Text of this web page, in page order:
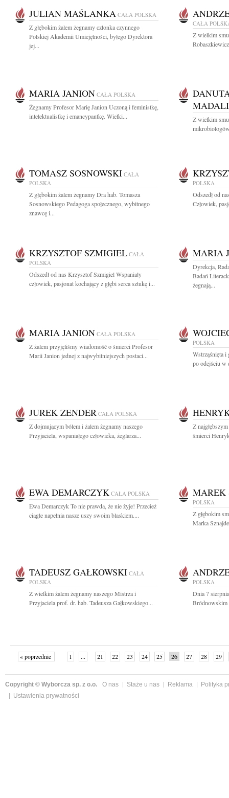
JULIAN MAŚLANKA CAŁA POLSKA
Z głębokim żalem żegnamy członka czynnego
Polskiej Akademii Umiejętności, byłego Dyrektora
jej...
CAŁA
Z wielkim
MARIA JANION CAŁA POLSKA
Żegnamy Profesor Marię Janion Uczoną i feministkę,
intelektualistkę i emancypantkę. Wielki...
Z wielkim
TOMASZ SOSNOWSKI CAŁA
POLSKA
Z głębokim żalem żegnamy Dra hab. Tomasza
Sosnowskiego Pedagoga społecznego, wybitnego
znawcę i...
POLSKA
Odszedł od
Człowiek,
KRZYSZTOF SZMIGIEL CAŁA
POLSKA
Odszedł od nas Krzysztof Szmigiel Wspaniały
człowiek, pasjonat kochający z głębi serca sztukę i...
MARIA
Dyrekcja,
Badań
żegnają...
MARIA JANION CAŁA POLSKA
Z żalem przyjęliśmy wiadomość o śmierci Profesor
Marii Janion jednej z najwybitniejszych postaci...
POLSKA
Wstrząśnięta i
po odejściu w
JUREK ZENDER CAŁA POLSKA
Z dojmującym bólem i żalem żegnamy naszego
Przyjaciela, wspaniałego człowieka, żeglarza...
Z
śmierci
EWA DEMARCZYK CAŁA POLSKA
Ewa Demarczyk To nie prawda, że nie żyje! Przecież
ciągle napełnia nasze uszy swoim blaskiem....
MAREK
POLSKA
Z głębokim
Marka
TADEUSZ GAŁKOWSKI CAŁA
POLSKA
Z wielkim żalem żegnamy naszego Mistrza i
Przyjaciela prof. dr. hab. Tadeusza Gałkowskiego...
POLSKA
Dnia 7
Bródnowskim
« poprzednie 1 ... 21 22 23 24 25 26 27 28
29
Copyright © Wyborcza sp. z o.o. O nas Staże u nas Reklama
Polityka
Ustawienia prywatności